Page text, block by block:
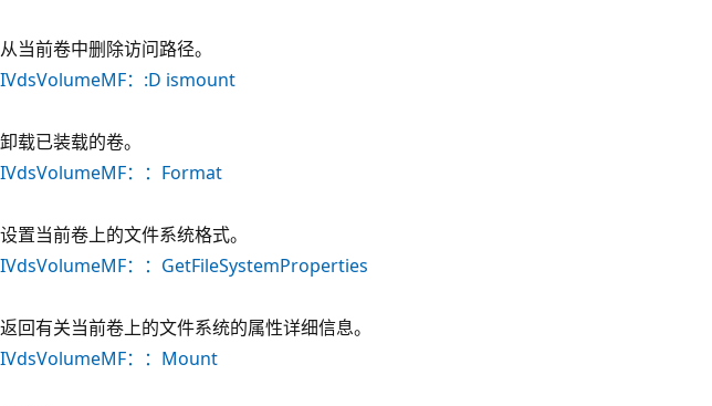
从当前卷中删除访问路径。
IVdsVolumeMF：:D ismount
卸载已装载的卷。
IVdsVolumeMF：：Format
设置当前卷上的文件系统格式。
IVdsVolumeMF：：GetFileSystemProperties
返回有关当前卷上的文件系统的属性详细信息。
IVdsVolumeMF：：Mount